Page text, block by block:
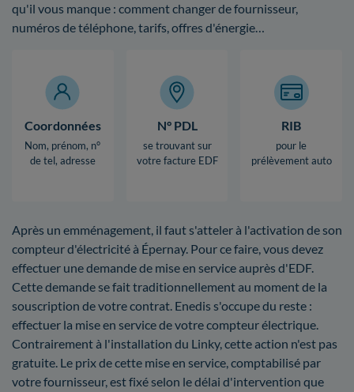
qu'il vous manque : comment changer de fournisseur,
numéros de téléphone, tarifs, offres d'énergie…
Coordonnées
Nom, prénom, n°
de tel, adresse
N° PDL
se trouvant sur
votre facture EDF
RIB
pour le
prélèvement auto
Après un emménagement, il faut s'atteler à l'activation de son
compteur d'électricité à Épernay. Pour ce faire, vous devez
effectuer une demande de mise en service auprès d'EDF.
Cette demande se fait traditionnellement au moment de la
souscription de votre contrat. Enedis s'occupe du reste :
effectuer la mise en service de votre compteur électrique.
Contrairement à l'installation du Linky, cette action n'est pas
gratuite. Le prix de cette mise en service, comptabilisé par
votre fournisseur, est fixé selon le délai d'intervention que